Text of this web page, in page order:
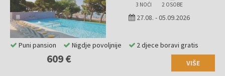
3 NOĆI 2 OSOBE
27.08. -05.09.2026
609 € VIŠE
Puni pansion Nigdje povoljnije 2 djece boravi gratis